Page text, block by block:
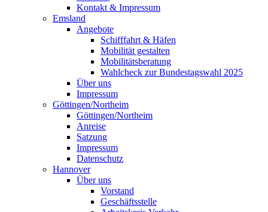
Kontakt & Impressum
Emsland
Angebote
Schifffahrt & Häfen
Mobilität gestalten
Mobilitätsberatung
Wahlcheck zur Bundestagswahl 2025
Über uns
Impressum
Göttingen/Northeim
Göttingen/Northeim
Anreise
Satzung
Impressum
Datenschutz
Hannover
Über uns
Vorstand
Geschäftsstelle